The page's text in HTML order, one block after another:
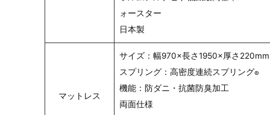
ォースター
日本製
マットレス
サイズ：幅970×長さ1950×厚さ220mm
スプリング：高密度連続スプリング®
機能：防ダニ・抗菌防臭加工
両面仕様